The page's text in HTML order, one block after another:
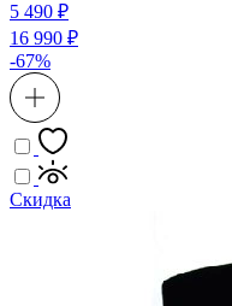
5 490 ₽
16 990 ₽
-67%
Скидка